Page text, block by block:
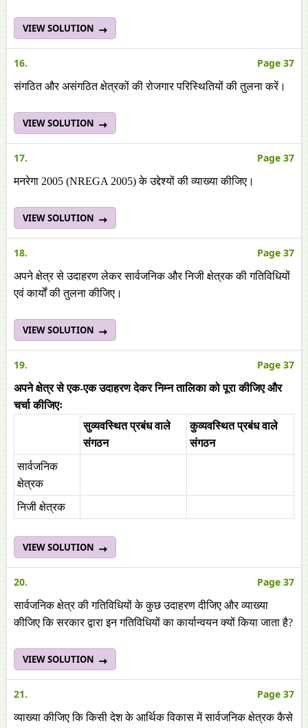
VIEW SOLUTION
16. Page 37
संगठित और असंगठित क्षेत्रकों की रोजगार परिस्थितियों की तुलना करें।
VIEW SOLUTION
17. Page 37
मनरेगा 2005 (NREGA 2005) के उद्देश्यों की व्याख्या कीजिए।
VIEW SOLUTION
18. Page 37
अपने क्षेत्र से उदाहरण लेकर सार्वजनिक और निजी क्षेत्रक की गतिविधियों
एवं कार्यों की तुलना कीजिए।
VIEW SOLUTION
19. Page 37
अपने क्षेत्र से एक-एक उदाहरण देकर निम्न तालिका को पूरा कीजिए और
चर्चा कीजिएः
सुव्यवस्थित प्रबंध वाले
संगठन
कुव्यवस्थित प्रबंध वाले
संगठन
सार्वजनिक
क्षेत्रक
निजी क्षेत्रक
VIEW SOLUTION
20. Page 37
सार्वजनिक क्षेत्र की गतिविधियों के कुछ उदाहरण दीजिए और व्याख्या
कीजिए कि सरकार द्वारा इन गतिविधियों का कार्यान्वयन क्यों किया जाता है?
VIEW SOLUTION
21. Page 37
व्याख्या कीजिए कि किसी देश के आर्थिक विकास में सार्वजनिक क्षेत्रक कैसे